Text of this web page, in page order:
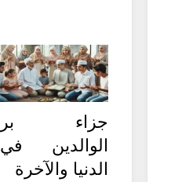
جزاء بر
الوالدين في
الدنيا والآخرة